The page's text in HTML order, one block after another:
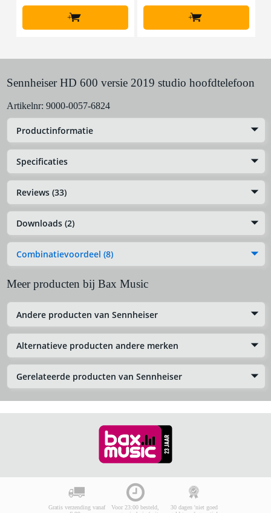
+ +
Sennheiser HD 600 versie 2019 studio hoofdtelefoon
Artikelnr: 9000-0057-6824
Productinformatie
Specificaties
Reviews (33)
Downloads (2)
Combinatievoordeel (8)
Meer producten bij Bax Music
Andere producten van Sennheiser
Alternatieve producten andere merken
Gerelateerde producten van Sennheiser
Gratis verzending vanaf
Voor 23:00 besteld,
30 dagen 'niet goed